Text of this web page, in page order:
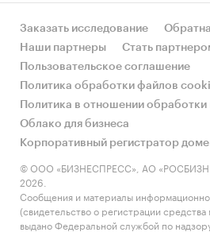
Заказать исследование
Наши партнеры
Стать
Пользовательское соглашение
Политика обработки файлов
Политика в отношении
Облако для бизнеса
Корпоративный регистратор
© ООО «БИЗНЕСПРЕСС», АО
2026.
Сообщения и материалы
(свидетельство о регистрации
выдано Федеральной службой по